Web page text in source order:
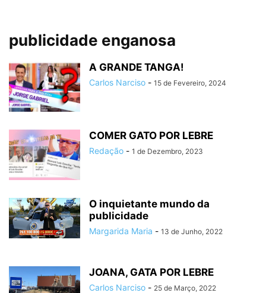
publicidade enganosa
A GRANDE TANGA!
Carlos Narciso - 15 de Fevereiro, 2024
COMER GATO POR LEBRE
Redação - 1 de Dezembro, 2023
O inquietante mundo da
publicidade
Margarida Maria - 13 de Junho, 2022
JOANA, GATA POR LEBRE
Carlos Narciso - 25 de Março, 2022